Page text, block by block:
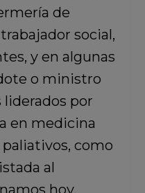
de
social,
y en algunas
o ministro
liderados por
en medicina
como
al
hoy.